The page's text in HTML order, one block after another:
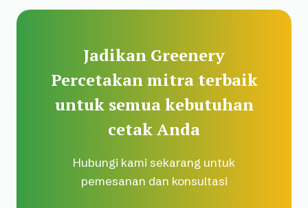
Jadikan Greenery
Percetakan mitra terbaik
untuk semua kebutuhan
cetak Anda
Hubungi kami sekarang untuk
pemesanan dan konsultasi